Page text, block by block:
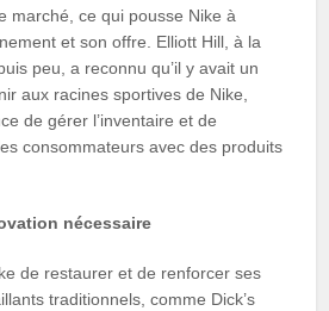
marché, ce qui pousse Nike à
et son offre. Elliott Hill, à la
peu, a reconnu qu’il y avait un
aux racines sportives de Nike,
de gérer l’inventaire et de
consommateurs avec des produits
nécessaire
de restaurer et de renforcer ses
traditionnels, comme Dick’s